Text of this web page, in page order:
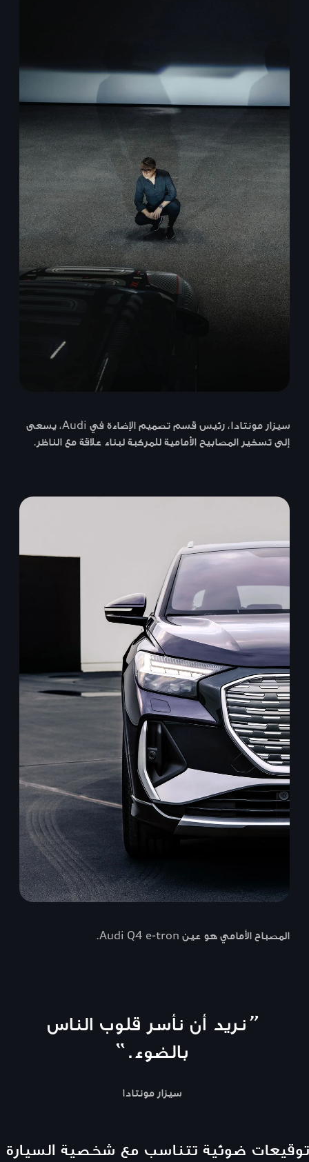
سيزار مونتادا، رئيس قسم تصميم الإضاءة في Audi، يسعى
إلى تسخير المصابيح الأمامية للمركبة لبناء علاقة مع الناظر.
المصباح الأمامي هو عين Audi Q4 e-tron.
“نريد أن نأسر قلوب الناس
بالضوء.”
سيزار مونتادا
توقيعات ضوئية تتناسب مع شخصية السيارة